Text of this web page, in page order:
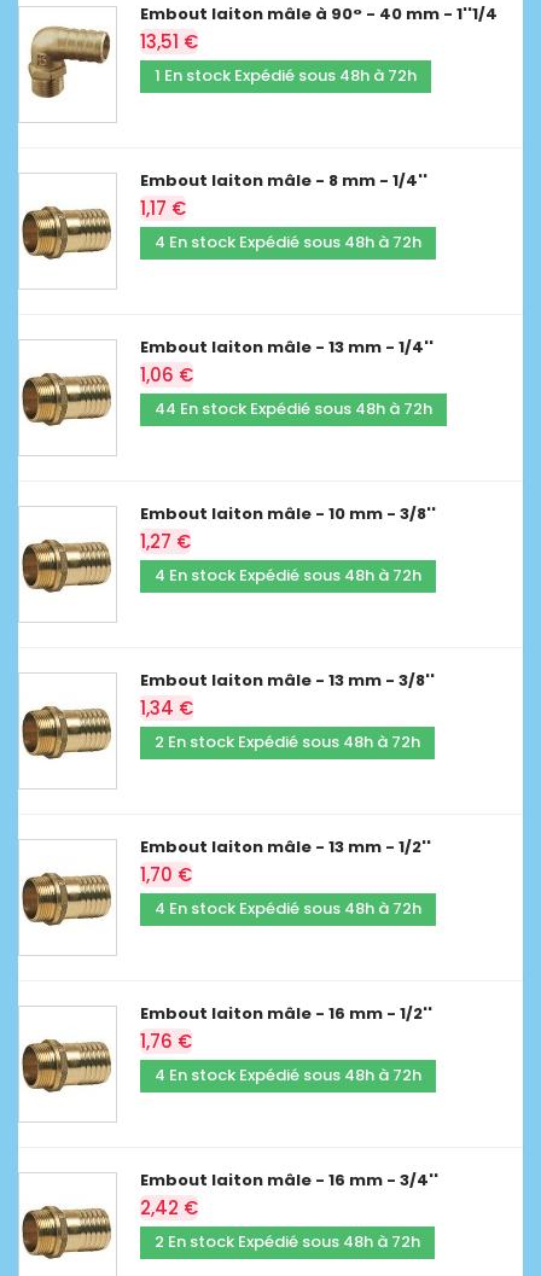
Embout laiton mâle à 90° - 40 mm - 1''1/4
13,51 €
1 En stock Expédié sous 48h à 72h
Embout laiton mâle - 8 mm - 1/4''
1,17 €
4 En stock Expédié sous 48h à 72h
Embout laiton mâle - 13 mm - 1/4''
1,06 €
44 En stock Expédié sous 48h à 72h
Embout laiton mâle - 10 mm - 3/8''
1,27 €
4 En stock Expédié sous 48h à 72h
Embout laiton mâle - 13 mm - 3/8''
1,34 €
2 En stock Expédié sous 48h à 72h
Embout laiton mâle - 13 mm - 1/2''
1,70 €
4 En stock Expédié sous 48h à 72h
Embout laiton mâle - 16 mm - 1/2''
1,76 €
4 En stock Expédié sous 48h à 72h
Embout laiton mâle - 16 mm - 3/4''
2,42 €
2 En stock Expédié sous 48h à 72h